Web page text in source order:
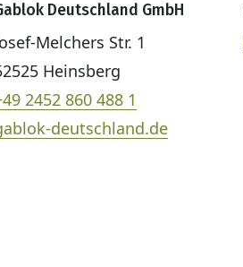
Deutschland GmbH
Melchers Str. 1
Heinsberg
2452 860 488 1
deutschland.de